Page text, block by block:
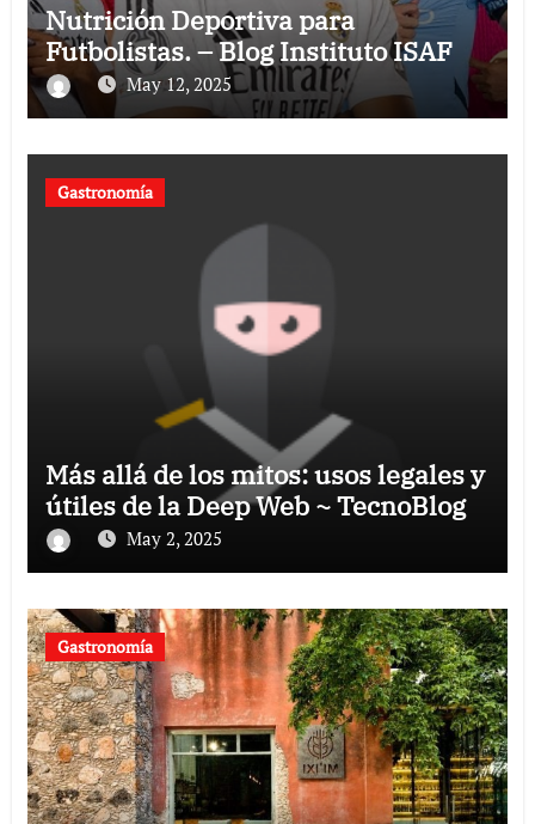
Nutrición Deportiva para
Futbolistas. – Blog Instituto ISAF
May 12, 2025
Gastronomía
Más allá de los mitos: usos legales y
útiles de la Deep Web ~ TecnoBlog
May 2, 2025
Gastronomía